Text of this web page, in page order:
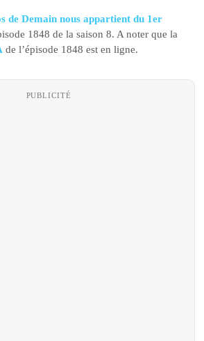
de Demain nous appartient du 1er
1848 de la saison 8. A noter que la
de l’épisode 1848 est en ligne.
PUBLICITÉ